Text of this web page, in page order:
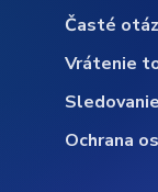
Časté
Vrátenie
Ochrana